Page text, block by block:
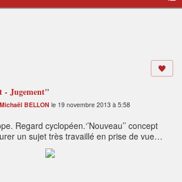
- Jugement"
Michaël BELLON le 19 novembre 2013 à 5:58
Regard cyclopéen.‘’Nouveau’’ concept
un sujet très travaillé en prise de vue
contraster les perspectives d’un
collection "Les Arcanes Majeurs du Tarot",